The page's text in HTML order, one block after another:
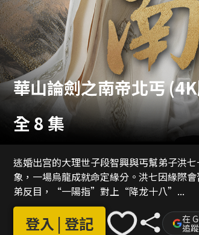
華山論劍之南帝北丐
全 8 集
逃婚出宫的大理世子段智興與丐幫弟子洪
象，一場烏龍成就命定緣分。洪七因緣際
弟反目，“一陽指”對上“降龙十八”...
登入 | 登記 在
追